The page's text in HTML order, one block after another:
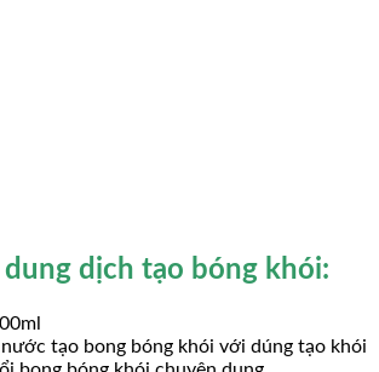
dung dịch tạo bóng khói:
tạo bong bóng khói với dúng tạo khói